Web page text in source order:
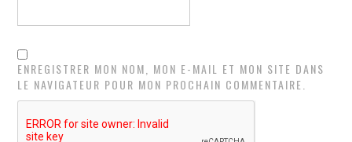
ENREGISTRER MON NOM, MON E-MAIL ET MON SITE DANS
LE NAVIGATEUR POUR MON PROCHAIN COMMENTAIRE.